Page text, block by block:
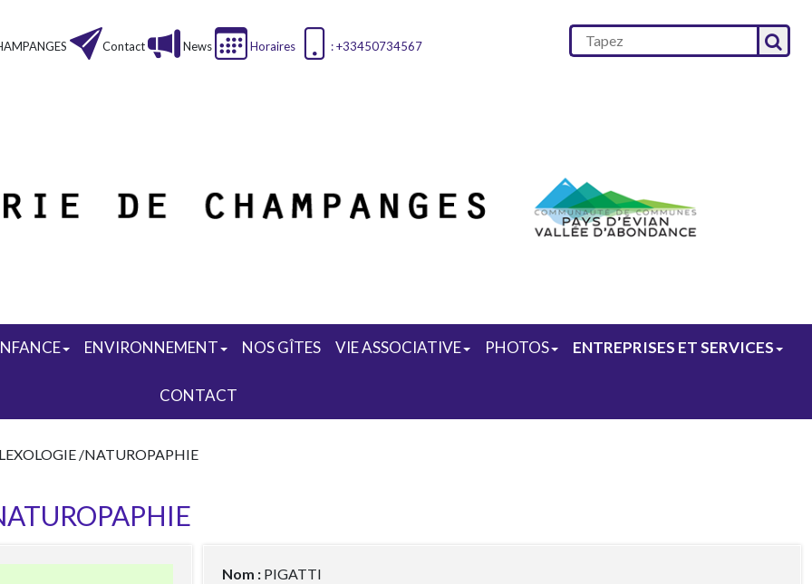
Contact News Horaires : +33450734567
ENVIRONNEMENT NOS GÎTES VIE ASSOCIATIVE PHOTOS ENTREPRISES ET SERVICES
CONTACT
/NATUROPAPHIE
Nom : PIGATTI